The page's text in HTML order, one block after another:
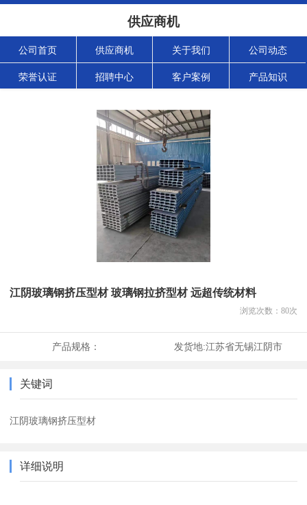
供应商机
公司首页 供应商机 关于我们 公司动态
荣誉认证 招聘中心 客户案例 产品知识
江阴玻璃钢挤压型材 玻璃钢拉挤型材 远超传统材料
浏览次数： 80次
产品规格： 发货地:江苏省无锡江阴市
关键词
江阴玻璃钢挤压型材
详细说明